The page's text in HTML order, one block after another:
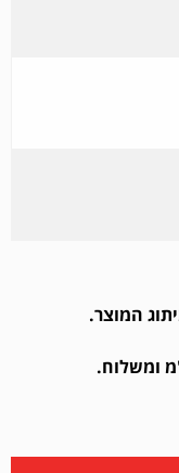
המוצר.
ומשלוח.